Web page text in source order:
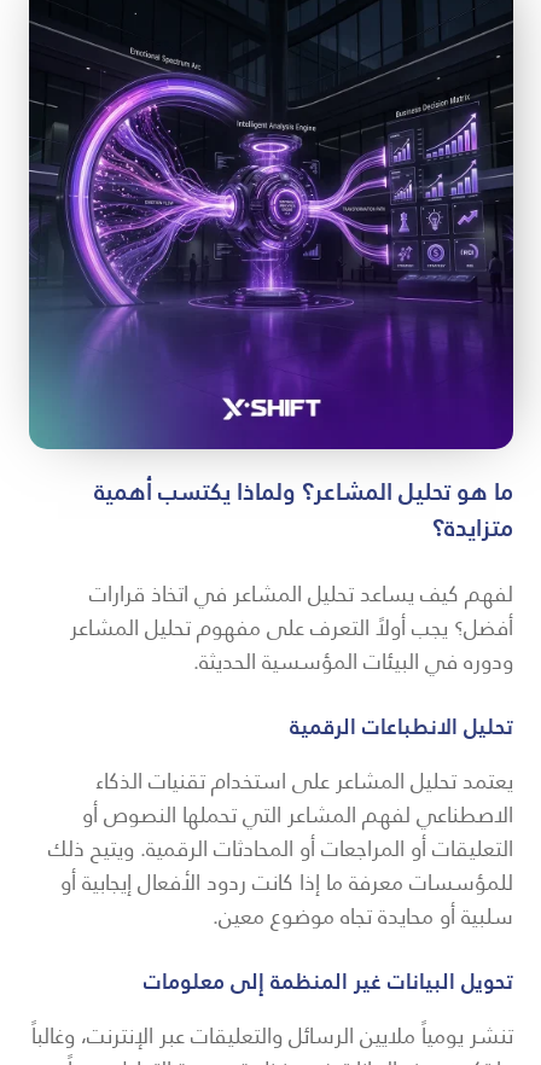
ما هو تحليل المشاعر؟ ولماذا يكتسب أهمية
متزايدة؟
لفهم كيف يساعد تحليل المشاعر في اتخاذ قرارات
أفضل؟ يجب أولاً التعرف على مفهوم تحليل المشاعر
ودوره في البيئات المؤسسية الحديثة.
تحليل الانطباعات الرقمية
يعتمد تحليل المشاعر على استخدام تقنيات الذكاء
الاصطناعي لفهم المشاعر التي تحملها النصوص أو
التعليقات أو المراجعات أو المحادثات الرقمية. ويتيح ذلك
للمؤسسات معرفة ما إذا كانت ردود الأفعال إيجابية أو
سلبية أو محايدة تجاه موضوع معين.
تحويل البيانات غير المنظمة إلى معلومات
تنشر يومياً ملايين الرسائل والتعليقات عبر الإنترنت، وغالباً